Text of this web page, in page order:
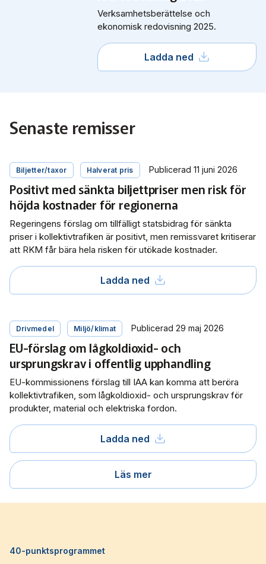
Verksamhetsberättelse och
ekonomisk redovisning 2025.
Ladda ned
Senaste remisser
Biljetter/taxor Halverat pris Publicerad 11 juni 2026
Positivt med sänkta biljettpriser men risk för
höjda kostnader för regionerna
Regeringens förslag om tillfälligt statsbidrag för sänkta
priser i kollektivtrafiken är positivt, men remissvaret kritiserar
att RKM får bära hela risken för utökade kostnader.
Ladda ned
Drivmedel Miljö/klimat Publicerad 29 maj 2026
EU-förslag om lågkoldioxid- och
ursprungskrav i offentlig upphandling
EU-kommissionens förslag till IAA kan komma att beröra
kollektivtrafiken, som lågkoldioxid- och ursprungskrav för
produkter, material och elektriska fordon.
Ladda ned
Läs mer
40-punktsprogrammet